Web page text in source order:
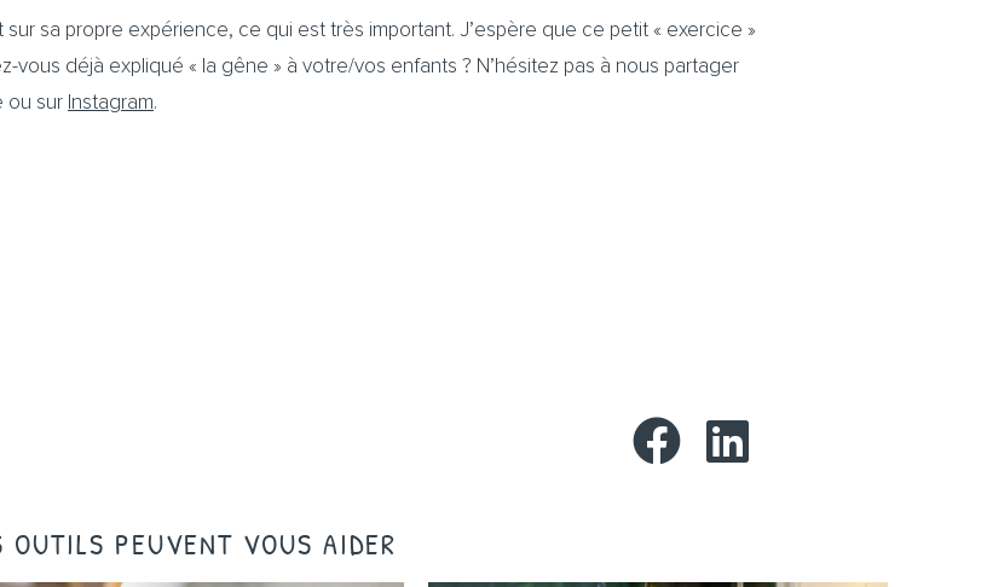
sa propre expérience, ce qui est très important. J’espère que ce petit « exercice »
vous déjà expliqué « la gêne » à votre/vos enfants ? N’hésitez pas à nous partager
ou sur Instagram.
OUTILS PEUVENT VOUS AIDER